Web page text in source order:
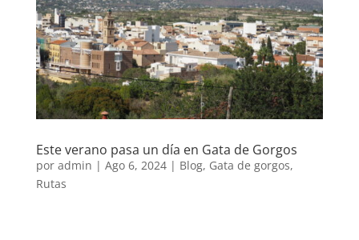
Este verano pasa un día en Gata de Gorgos
por admin | Ago 6, 2024| Blog, Gata de gorgos,
Rutas